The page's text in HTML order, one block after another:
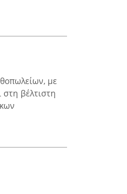
με
βέλτιστη